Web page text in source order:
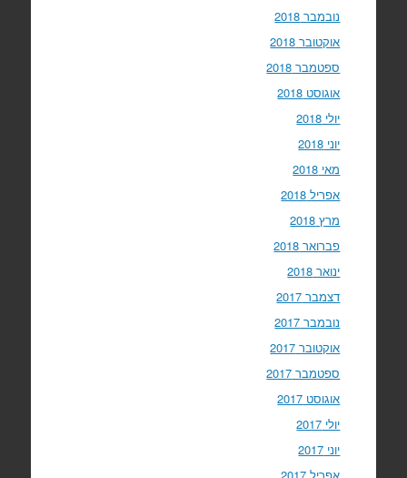
נובמבר 2018
אוקטובר 2018
ספטמבר 2018
אוגוסט 2018
יולי 2018
יוני 2018
מאי 2018
אפריל 2018
מרץ 2018
פברואר 2018
ינואר 2018
דצמבר 2017
נובמבר 2017
אוקטובר 2017
ספטמבר 2017
אוגוסט 2017
יולי 2017
יוני 2017